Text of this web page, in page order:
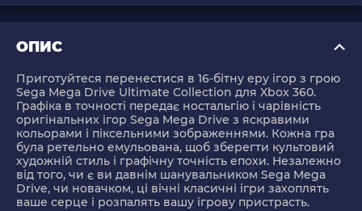
ОПИС
Приготуйтеся перенестися в 16-бітну еру ігор з грою
Sega Mega Drive Ultimate Collection для Xbox 360.
Графіка в точності передає ностальгію і чарівність
оригінальних ігор Sega Mega Drive з яскравими
кольорами і піксельними зображеннями. Кожна гра
була ретельно емульована, щоб зберегти культовий
художній стиль і графічну точність епохи. Незалежно
від того, чи є ви давнім шанувальником Sega Mega
Drive, чи новачком, ці вічні класичні ігри захоплять
ваше серце і розпалять вашу ігрову пристрасть.